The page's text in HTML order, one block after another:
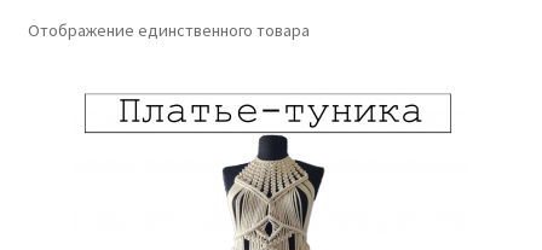
Отображение единственного товара